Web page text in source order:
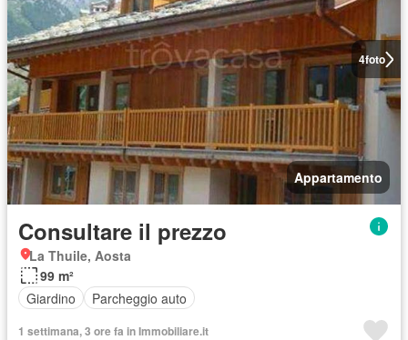
4foto
Appartamento
Consultare il prezzo
La Thuile, Aosta
99 m²
Giardino
Parcheggio auto
1 settimana, 3 ore fa in Immobiliare.it